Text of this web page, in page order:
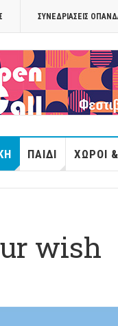
ΣΥΝΕΔΡΙΆΣΕΙΣ
ΠΑΙΔΊ ΧΏΡΟΙ
wish